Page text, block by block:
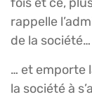
fois et ce,
rappelle
de la société…
… et emporte
la société à